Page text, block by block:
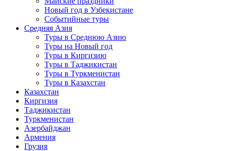
Новый год в Узбекистане
Событийные туры
Средняя Азия
Туры в Среднюю Азию
Туры на Новый год
Туры в Киргизию
Туры в Таджикистан
Туры в Туркменистан
Туры в Казахстан
Казахстан
Киргизия
Таджикистан
Туркменистан
Азербайджан
Армения
Грузия